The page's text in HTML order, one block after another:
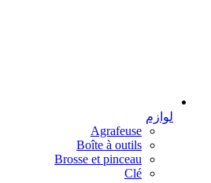
لوازم
Agrafeuse
Boîte à outils
Brosse et pinceau
Clé